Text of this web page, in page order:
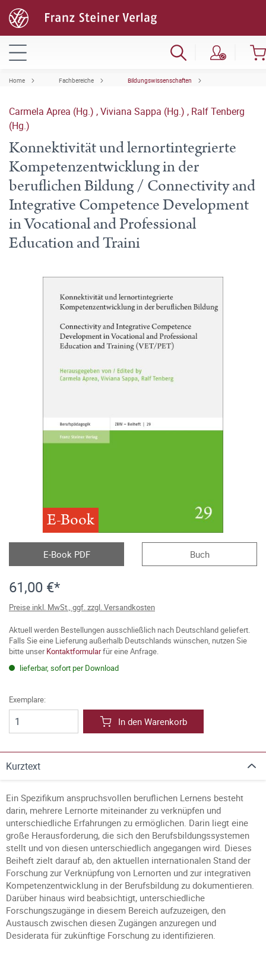
Home Fachbereiche Bildungswissenschaften
Carmela Aprea (Hg.) ,Viviana Sappa (Hg.) , Ralf Tenberg
(Hg.)
Konnektivität und lernortintegrierte
Kompetenzentwicklung in der
beruflichen Bildung / Connectivity and
Integrative Competence Development
in Vocational and Professional
Education and Traini
E-Book
E-Book PDF Buch
61,00 €*
Preise inkl. MwSt., ggf. zzgl. Versandkosten
Aktuell werden Bestellungen ausschließlich nach Deutschland geliefert.
Falls Sie eine Lieferung außerhalb Deutschlands wünschen, nutzen Sie
bitte unserKontaktformularfür eine Anfrage.
lieferbar, sofort per Download
Exemplare:
In den Warenkorb
Kurztext
Ein Spezifikum anspruchsvollen beruflichen Lernens besteht
darin, mehrere Lernorte miteinander zu verknüpfen und
unterschiedliche Erfahrungen zu ermöglichen. Darin liegt eine
große Herausforderung, die sich den Berufsbildungssystemen
stellt und von diesen unterschiedlich angegangen wird. Dieses
Beiheft zielt darauf ab, den aktuellen internationalen Stand der
Forschung zur Verknüpfung von Lernorten und zur integrativen
Kompetenzentwicklung in der Berufsbildung zu dokumentieren.
Darüber hinaus wird beabsichtigt, unterschiedliche
Forschungszugänge in diesem Bereich aufzuzeigen, den
Austausch zwischen diesen Zugängen anzuregen und
Desiderata für zukünftige Forschung zu identifizieren.